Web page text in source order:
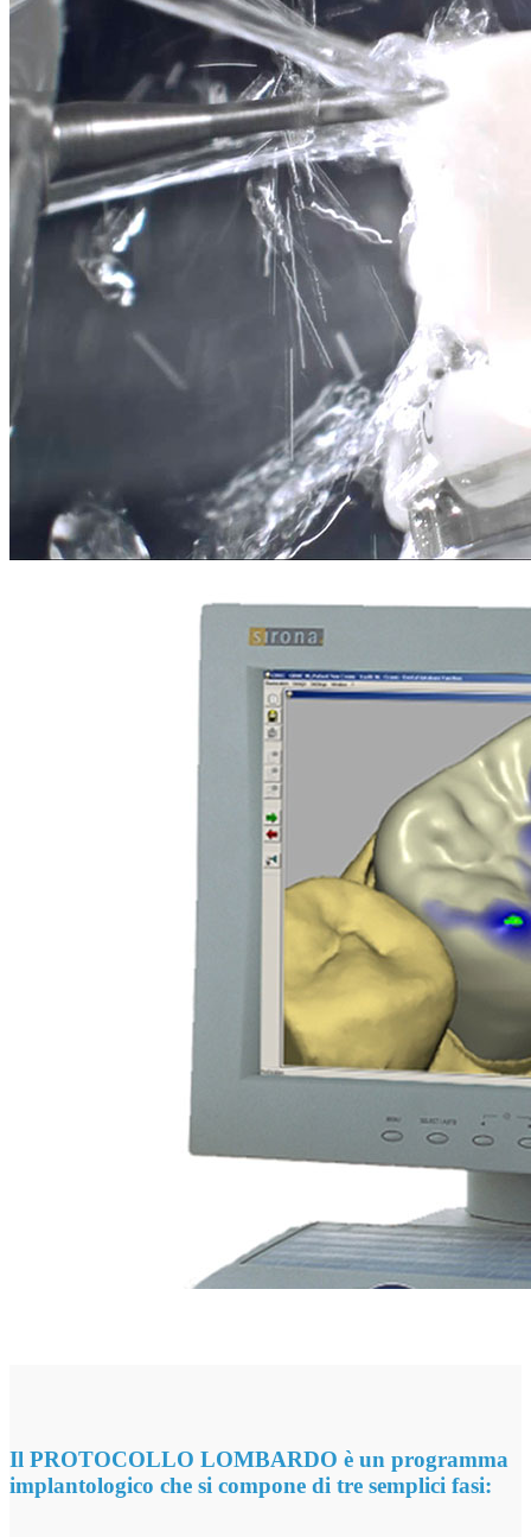
Il PROTOCOLLO LOMBARDO è un programma
implantologico che si compone di tre semplici fasi: